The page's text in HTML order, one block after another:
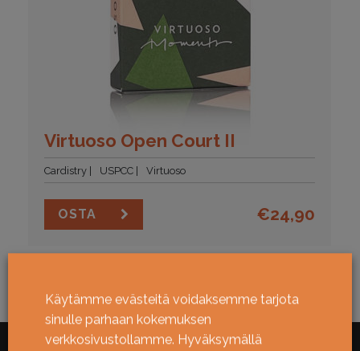
Virtuoso Open Court II
Cardistry USPCC Virtuoso
OSTA €24,90
Käytämme evästeitä voidaksemme tarjota
sinulle parhaan kokemuksen
verkkosivustollamme. Hyväksymällä